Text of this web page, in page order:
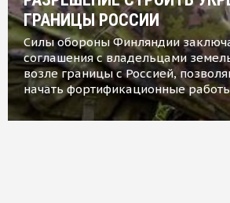
ГРАНИЦЫ РОССИИ
Силы обороны Финляндии
соглашения с владельцами
возле границы с Россией,
начать фортификационные